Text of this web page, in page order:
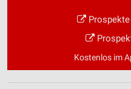
Prospekte
Kostenlos im